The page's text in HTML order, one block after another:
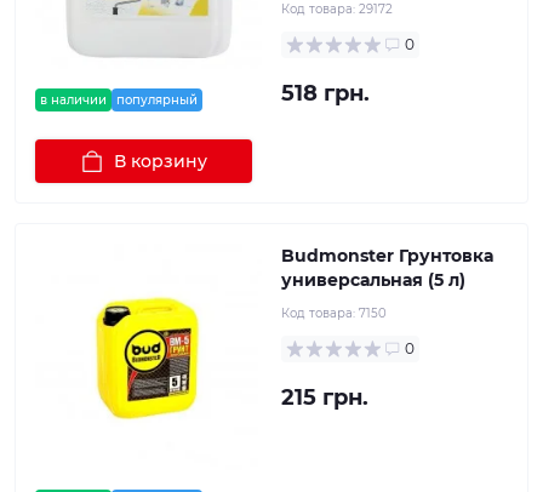
в наличии популярный
Код товара: 29172
0
518 грн.
В корзину
Budmonster Грунтовка
универсальная (5 л)
Код товара: 7150
0
215 грн.